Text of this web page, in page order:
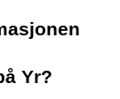
Yr?